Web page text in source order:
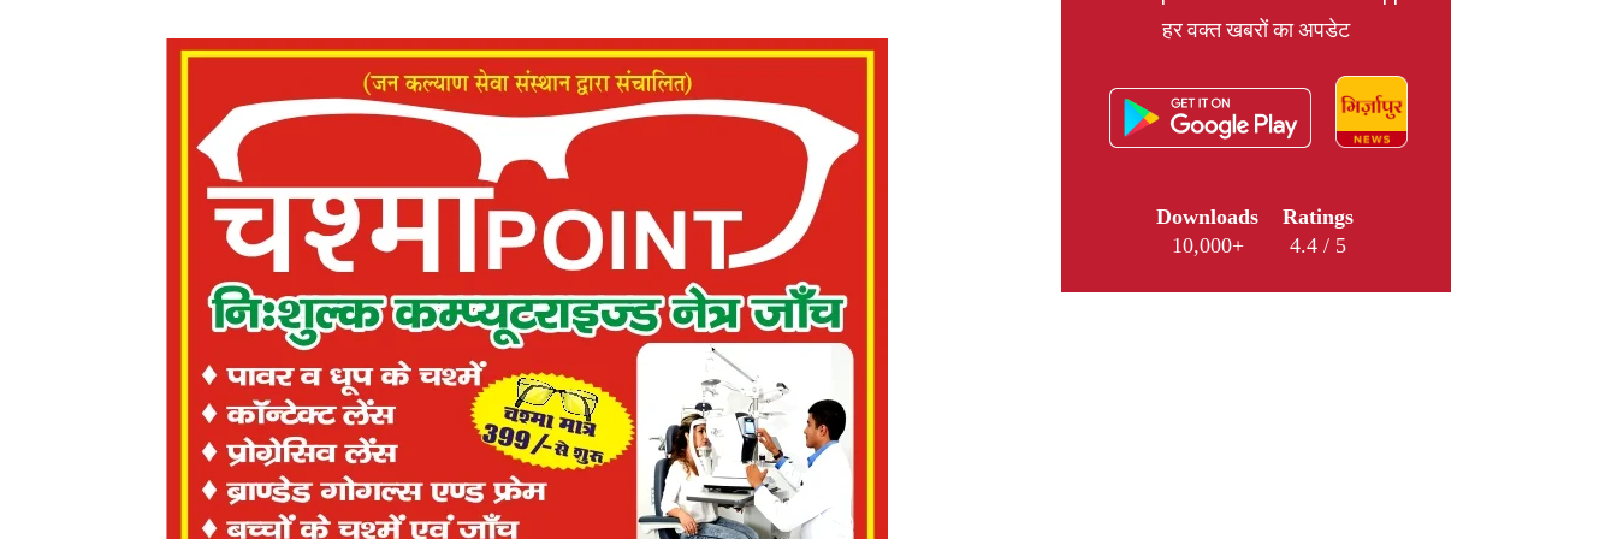
News,
Latest
News
हर वक्त खबरों का अपडेट
Downloads
10,000+
Ratings
4.4 / 5